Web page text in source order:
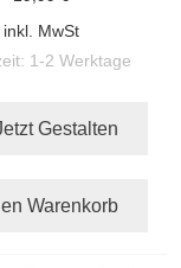
inkl. MwSt
1-2 Werktage
Gestalten
Warenkorb